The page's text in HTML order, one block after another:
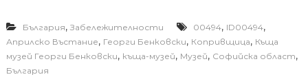
България, Забележителности 00494, ID00494,
Априлско Въстание, Георги Бенковски, Копривщица, Къща
музей Георги Бенковски, къща-музей, Музей, Софийска област,
България